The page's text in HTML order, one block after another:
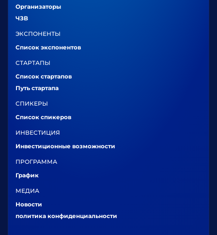
Организаторы
ЧЗВ
ЭКСПОНЕНТЫ
Список экспонентов
СТАРТАПЫ
Список стартапов
Путь стартапа
СПИКЕРЫ
Список спикеров
ИНВЕСТИЦИЯ
Инвестиционные возможности
ПРОГРАММА
График
МЕДИА
Новости
политика конфиденциальности